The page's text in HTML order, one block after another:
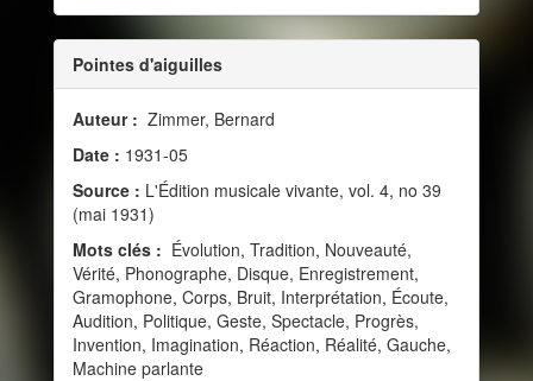
Pointes d'aiguilles
Auteur : Zimmer, Bernard
Date : 1931-05
Source : L'Édition musicale vivante, vol. 4, no 39
(mai 1931)
Mots clés : Évolution, Tradition, Nouveauté,
Vérité, Phonographe, Disque, Enregistrement,
Gramophone, Corps, Bruit, Interprétation, Écoute,
Audition, Politique, Geste, Spectacle, Progrès,
Invention, Imagination, Réaction, Réalité, Gauche,
Machine parlante